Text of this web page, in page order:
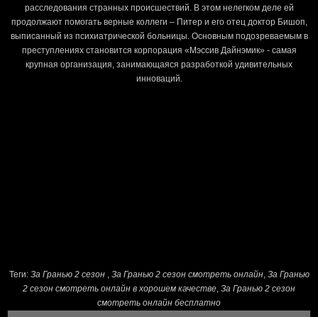
расследования странных происшествий. В этом нелегком деле ей
продолжают помогать верные коллеги – Питер и его отец доктор Бишоп,
выписанный из психиатрической больницы. Основным подозреваемым в
преступлениях становится корпорация «Мэссив Дайнэмик» - самая
крупная организация, занимающаяся разработкой удивительных
инноваций.
Теги: За Гранью 2 сезон , За Гранью 2 сезон cмотреть онлайн, За Гранью
2 сезон смотреть онлайн в хорошем качестве, За Гранью 2 сезон
смотреть онлайн бесплатно